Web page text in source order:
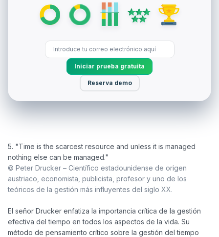
Iniciar prueba gratuita
Reserva demo
5. "Time is the scarcest resource and unless it is managed
© Peter Drucker – Científico estadounidense de origen
austriaco, economista, publicista, profesor y uno de los
teóricos de la gestión más influyentes del siglo XX.
El señor Drucker enfatiza la importancia crítica de la gestión
efectiva del tiempo en todos los aspectos de la vida. Su
método de pensamiento crítico sobre la gestión del tiempo